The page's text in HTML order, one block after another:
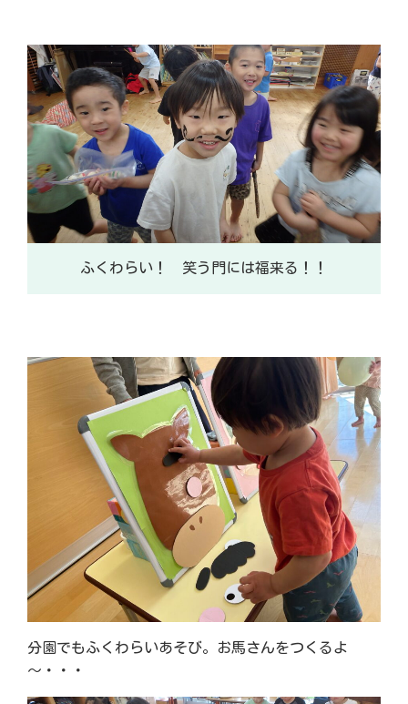
ふくわらい！ 笑う門には福来る！！
分園でもふくわらいあそび。お馬さんをつくるよ
～・・・